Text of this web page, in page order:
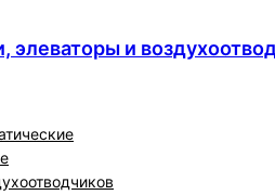
элеваторы и